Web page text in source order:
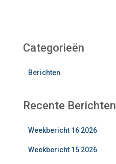
Categorieën
Berichten
Recente Berichten
Weekbericht 16 2026
Weekbericht 15 2026